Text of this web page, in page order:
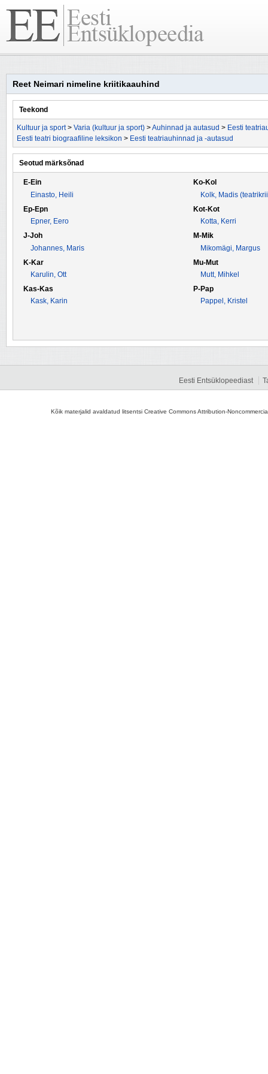
Reet Neimari nimeline kriitikaauhind
Teekond
Kultuur ja sport> Varia (kultuur ja sport) >Auhinnad ja autasud > Eesti
Eesti teatri biograafiline leksikon > Eesti teatriauhinnad ja -autasud
Seotud märksõnad
E-Ein
Einasto, Heili
Ep-Epn
Epner, Eero
J-Joh
Johannes, Maris
K-Kar
Karulin, Ott
Kas-Kas
Kask, Karin
Ko-Kol
Kolk, Madis
Kot-Kot
Kotta, Kerri
M-Mik
Mikomägi, Margus
Mu-Mut
Mutt, Mihkel
P-Pap
Pappel, Kristel
Eesti Entsüklopeediast
Kõik materjalid avaldatud litsentsi Creative Commons Attribution-